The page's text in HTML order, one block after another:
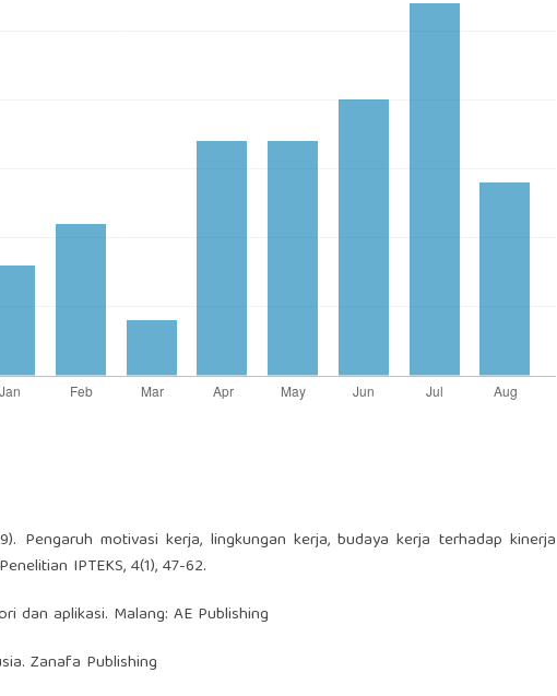
Pengaruh motivasi kerja, lingkungan kerja, budaya kerja terhadap kinerja
IPTEKS, 4(1), 47-62.
dan aplikasi. Malang: AE Publishing
Zanafa Publishing